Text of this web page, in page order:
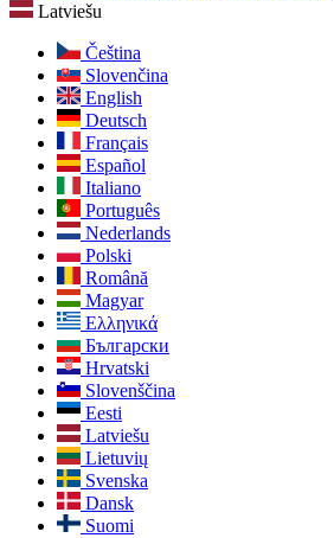
Latviešu
Čeština
Slovenčina
English
Deutsch
Français
Español
Italiano
Português
Nederlands
Polski
Română
Magyar
Ελληνικά
Български
Hrvatski
Slovenščina
Eesti
Latviešu
Lietuvių
Svenska
Dansk
Suomi